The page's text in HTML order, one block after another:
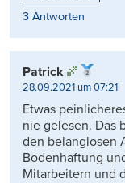
3 Antworten
Patrick
28.09.2021 um 07:21
Etwas
nie gelesen. Das
den belanglosen
Bodenhaftung
Mitarbeitern und